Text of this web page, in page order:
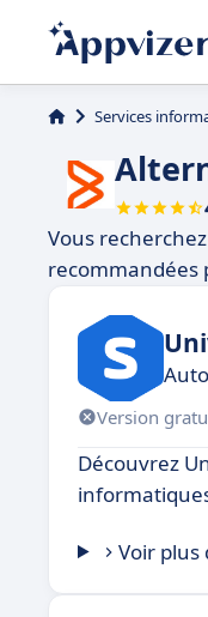
Services
Vous
recommandées
Version
Découvrez
Voir plus